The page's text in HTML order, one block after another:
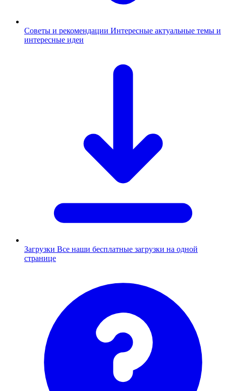
Советы и рекомендации Интересные актуальные темы и
интересные идеи
Загрузки Все наши бесплатные загрузки на одной
странице